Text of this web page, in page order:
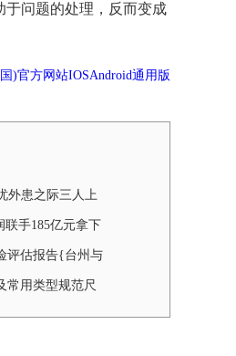
于问题的处理，反而变成
)官方网站IOSAndroid通用版
外患之际三人上
联手185亿元拿下
评估报告{台州与
常用类型规范尺